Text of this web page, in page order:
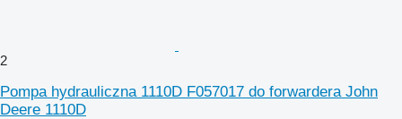
2
Pompa hydrauliczna 1110D F057017 do forwardera John
Deere 1110D